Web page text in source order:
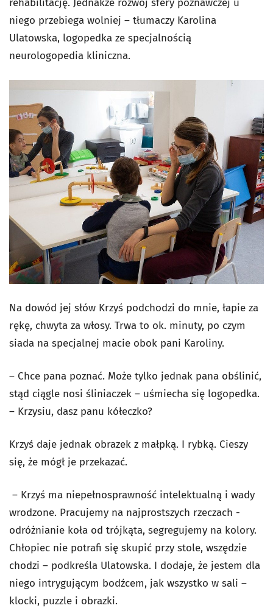
rehabilitację. Jednakże rozwój sfery poznawczej u
niego przebiega wolniej – tłumaczy Karolina
Ulatowska, logopedka ze specjalnością
neurologopedia kliniczna.
Na dowód jej słów Krzyś podchodzi do mnie, łapie za
rękę, chwyta za włosy. Trwa to ok. minuty, po czym
siada na specjalnej macie obok pani Karoliny.
– Chce pana poznać. Może tylko jednak pana obślinić,
stąd ciągle nosi śliniaczek – uśmiecha się logopedka.
– Krzysiu, dasz panu kółeczko?
Krzyś daje jednak obrazek z małpką. I rybką. Cieszy
się, że mógł je przekazać.
­ – Krzyś ma niepełnosprawność intelektualną i wady
wrodzone. Pracujemy na najprostszych rzeczach -
odróżnianie koła od trójkąta, segregujemy na kolory.
Chłopiec nie potrafi się skupić przy stole, wszędzie
chodzi – podkreśla Ulatowska. I dodaje, że jestem dla
niego intrygującym bodźcem, jak wszystko w sali –
klocki, puzzle i obrazki.